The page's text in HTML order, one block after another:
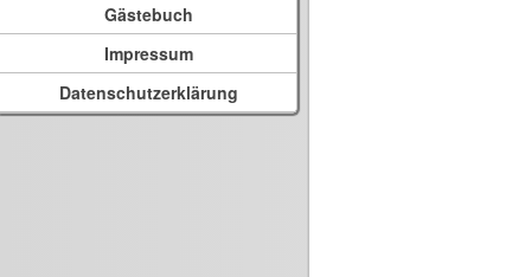
Gästebuch
Impressum
Datenschutzerklärung